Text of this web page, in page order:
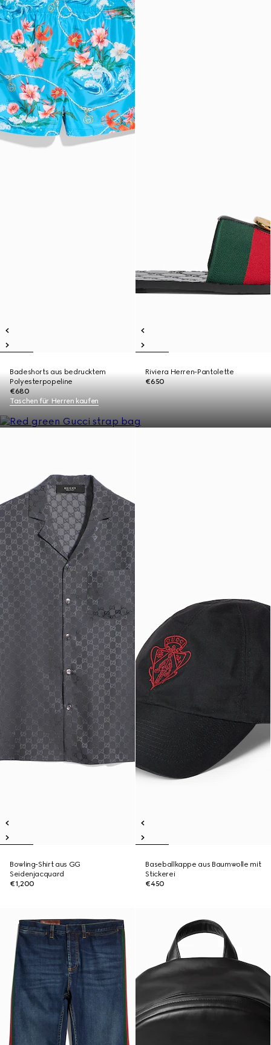
Badeshorts aus bedrucktem
Polyesterpopeline
€680
Riviera Herren-Pantolette
€650
Taschen für Herren kaufen
Bowling-Shirt aus GG
Seidenjacquard
€1,200
Baseballkappe aus Baumwolle mit
Stickerei
€450